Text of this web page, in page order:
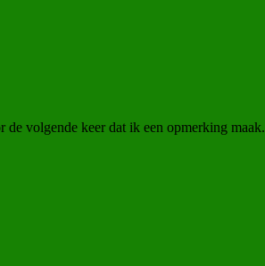
volgende keer dat ik een opmerking maak.